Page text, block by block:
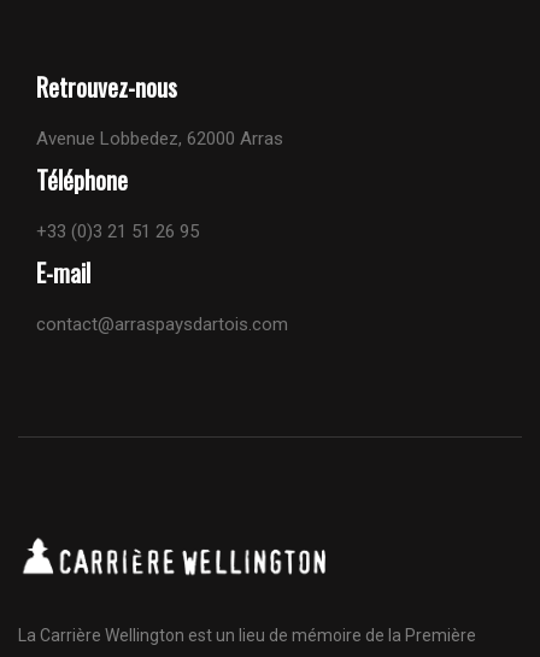
Retrouvez-nous
Avenue Lobbedez, 62000 Arras
Téléphone
+33 (0)3 21 51 26 95
E-mail
contact@arraspaysdartois.com
La Carrière Wellington est un lieu de mémoire de la Première